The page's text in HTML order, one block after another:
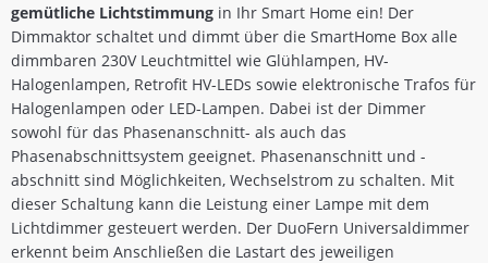
gemütliche Lichtstimmung in Ihr Smart Home ein! Der
Dimmaktor schaltet und dimmt über die SmartHome Box alle
dimmbaren 230V Leuchtmittel wie Glühlampen, HV-
Halogenlampen, Retrofit HV-LEDs sowie elektronische Trafos für
Halogenlampen oder LED-Lampen. Dabei ist der Dimmer
sowohl für das Phasenanschnitt- als auch das
Phasenabschnittsystem geeignet. Phasenanschnitt und -
abschnitt sind Möglichkeiten, Wechselstrom zu schalten. Mit
dieser Schaltung kann die Leistung einer Lampe mit dem
Lichtdimmer gesteuert werden. Der DuoFern Universaldimmer
erkennt beim Anschließen die Lastart des jeweiligen